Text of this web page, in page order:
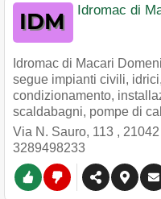
Idromac di
Idromac di Macari
segue impianti civili,
condizionamento,
scaldabagni, pompe di
Via N. Sauro, 113 , 21042
3289498233